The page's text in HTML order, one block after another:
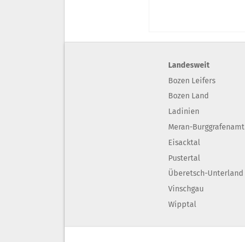
Landesweit
Bozen Leifers
Bozen Land
Ladinien
Meran-Burggrafenamt
Eisacktal
Pustertal
Überetsch-Unterland
Vinschgau
Wipptal